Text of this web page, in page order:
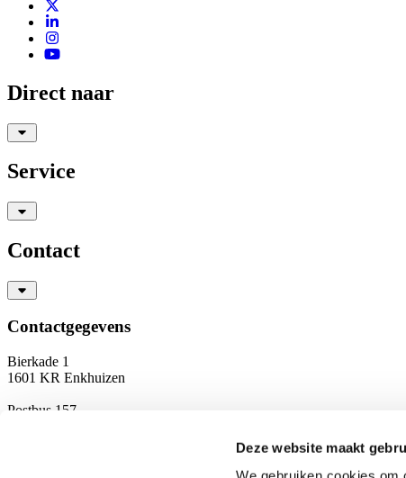
Deze website maakt
Direct naar
Service
Contact
Contactgegevens
Bierkade 1
1601 KR Enkhuizen
Postbus 157